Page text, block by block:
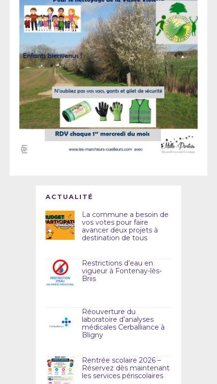
ACTUALITÉ
La commune a besoin de
vos votes pour faire
avancer deux projets à
destination de tous
Restrictions d’eau en
vigueur à Fontenay-lès-
Briis
Réouverture du
laboratoire d’analyses
médicales Cerballiance à
Bligny
Rentrée scolaire 2026 –
Réservez dès maintenant
les services périscolaires